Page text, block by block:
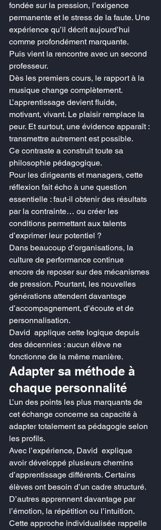
fondée sur la pression, l’exigence
permanente et le stress de la faute. Une
expérience qu’il décrit aujourd’hui
comme profondément marquante.
Puis vient la rencontre avec un second
professeur.
Dès les premiers cours, le rapport à la
musique change complètement.
L’apprentissage devient fluide,
motivant, vivant. Le plaisir remplace la
peur. Et surtout, une évidence apparaît :
transmettre autrement est possible.
Ce contraste a construit toute sa
philosophie pédagogique.
Pour les dirigeants et managers, cette
réflexion fait écho à une question
essentielle : faut-il obtenir des résultats
par la contrainte… ou créer les
conditions permettant aux talents
d’exprimer leur potentiel ?
Dans beaucoup d’organisations, la
culture de performance continue
encore de reposer sur des mécanismes
de pression. Pourtant, les nouvelles
générations attendent davantage
d’accompagnement, d’écoute et de
personnalisation.
David  applique cette logique depuis
des décennies : aucun élève ne
fonctionne de la même manière.
Adapter sa méthode à
chaque personnalité
L’un des points les plus marquants de
cet échange concerne sa capacité à
adapter totalement sa pédagogie selon
les profils.
Avec l’expérience, David  explique
avoir développé plusieurs chemins
d’apprentissage différents. Certains
élèves ont besoin d’un cadre structuré.
D’autres apprennent davantage par
l’émotion, la répétition ou l’intuition.
Cette approche individualisée rappelle